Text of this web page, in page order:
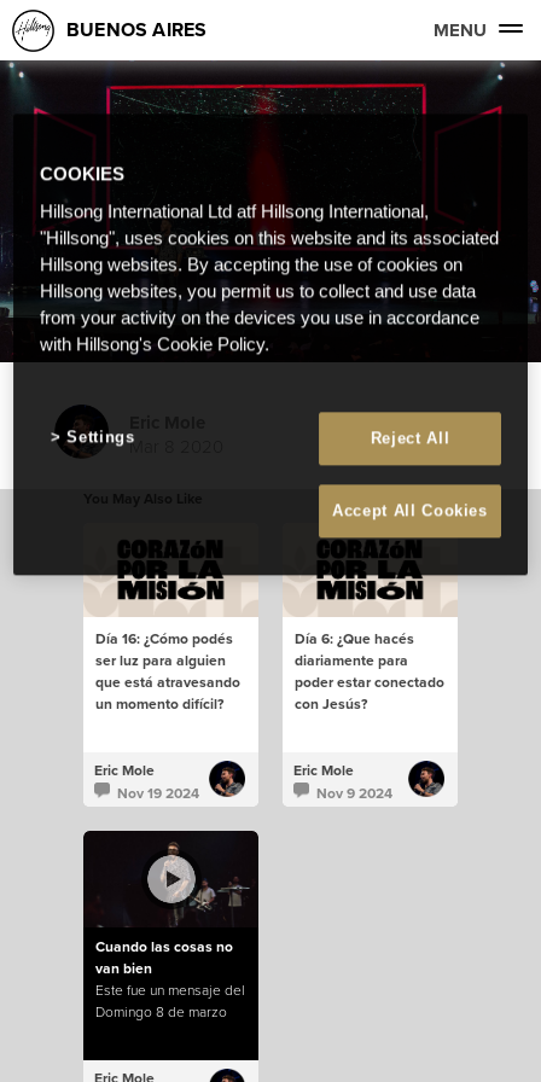
BUENOS AIRES MENU
Mar 8 2020
Día 16: ¿Cómo podés
ser luz para alguien
que está atravesando
un momento difícil?
Eric Mole
Nov 19 2024
Día 6: ¿Que hacés
diariamente para
poder estar conectado
con Jesús?
Eric Mole
Nov 9 2024
Cuando las cosas no
van bien
Este fue un mensaje del
Domingo 8 de marzo
COOKIES
Hillsong International Ltd atf Hillsong International,
"Hillsong", uses cookies on this website and its associated
Hillsong websites. By accepting the use of cookies on
Hillsong websites, you permit us to collect and use data
from your activity on the devices you use in accordance
with Hillsong's Cookie Policy.
Reject All
Accept All Cookies
Settings